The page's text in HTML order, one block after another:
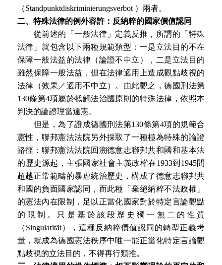
（Standpunktdiskriminierungsverbot ）兩者。
二、特殊法律的例外容許：反納粹的國家價值認同
從前述的「一般法律」定義反推，所謂的「特殊
法律」就包含以下兩種規範類型：一是立法目的不在
保障一般法益的法律（論證不中立），二是立法目的
雖然保障一般法益，但在法律適用上造成觀點歧視的
法律（效果／適用不中立）。由此觀之，德國刑法第
130條第4項屬於牴觸法治國原則的特殊法律，依照本
判決的論證理當違憲。
但是，為了證成德國刑法第130條第4項的規範合
憲性，聯邦憲法法院另外採取了一種極為特殊的論證
路徑：聯邦憲法法院回溯德意志聯邦共和國和基本法
的歷史源起，主張國家社會主義政權在1933到1945間
超越正常範疇的暴虐統治歷史，構成了德意志聯邦共
和國的負面國家認同，而此種「棄絕納粹不法政權」
的憲法內在限制，足以正當化國家對於特定言論觀點
的限制。只是基於該段歷史獨一無二的性質
（Singularität），這種反納粹價值認同的轉型正義考
量，就成為德國憲法秩序中唯一能正當化特定言論觀
點歧視的立法目的，不得再行類推。